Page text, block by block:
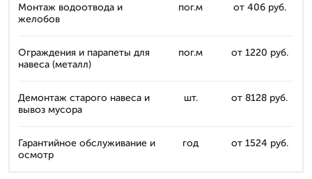
Монтаж водоотвода и
желобов
пог.м от 406 руб.
Ограждения и парапеты для
навеса (металл)
пог.м от 1220 руб.
Демонтаж старого навеса и
вывоз мусора
шт. от 8128 руб.
Гарантийное обслуживание и
осмотр
год от 1524 руб.